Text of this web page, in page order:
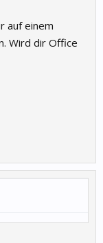
auf einem
Wird dir Office